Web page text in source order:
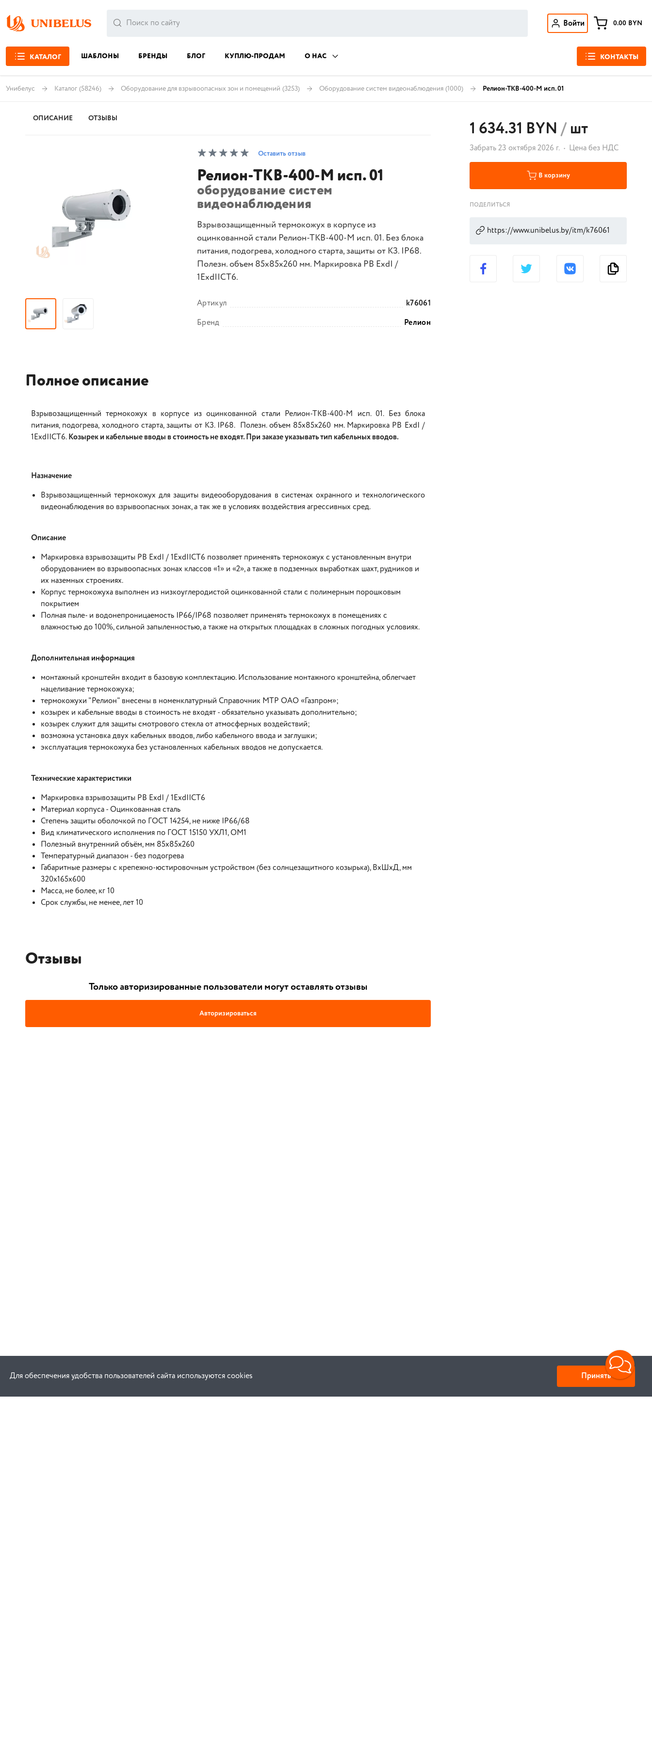
Войти 0.00 BYN
КАТАЛОГ ШАБЛОНЫ БРЕНДЫ БЛОГ КУПЛЮ-ПРОДАМ О НАС КОНТАКТЫ
Унибелус Каталог (58246) Оборудование для взрывоопасных зон и помещений (3253) Оборудование систем видеонаблюдения (1000) Релион-ТКВ-400-М исп. 01
ОПИСАНИЕ ОТЗЫВЫ
Оставить отзыв
Релион-ТКВ-400-М исп. 01
оборудование систем
видеонаблюдения
Взрывозащищенный термокожух в корпусе из
оцинкованной стали Релион-ТКВ-400-М исп. 01. Без блока
питания, подогрева, холодного старта, защиты от КЗ. IP68.
Полезн. объем 85х85х260 мм. Маркировка РВ ExdI /
1ЕхdIICТ6.
Артикул
k76061
Бренд
Релион
Полное описание
Взрывозащищенный термокожух в корпусе из оцинкованной стали Релион-ТКВ-400-М исп. 01. Без блока
питания, подогрева, холодного старта, защиты от КЗ. IP68. Полезн. объем 85х85х260 мм. Маркировка РВ ExdI /
1ЕхdIICТ6.Козырек и кабельные вводы в стоимость не входят. При заказе указывать тип кабельных вводов.
Назначение
Взрывозащищенный термокожух для защиты видеооборудования в системах охранного и технологического
видеонаблюдения во взрывоопасных зонах, а так же в условиях воздействия агрессивных сред.
Описание
Маркировка взрывозащиты РВ ЕхdI / 1ExdIICТ6 позволяет применять термокожух с установленным внутри
оборудованием во взрывоопасных зонах классов «1» и «2», а также в подземных выработках шахт, рудников и
их наземных строениях.
Корпус термокожуха выполнен из низкоуглеродистой оцинкованной стали с полимерным порошковым
покрытием
Полная пыле- и водонепроницаемость IP66/IP68 позволяет применять термокожух в помещениях с
влажностью до 100%, сильной запыленностью, а также на открытых площадках в сложных погодных условиях.
Дополнительная информация
монтажный кронштейн входит в базовую комплектацию. Использование монтажного кронштейна, облегчает
нацеливание термокожуха;
термокожухи "Релион" внесены в номенклатурный Справочник МТР ОАО «Газпром»;
козырек и кабельные вводы в стоимость не входят - обязательно указывать дополнительно;
козырек служит для защиты смотрового стекла от атмосферных воздействий;
возможна установка двух кабельных вводов, либо кабельного ввода и заглушки;
эксплуатация термокожуха без установленных кабельных вводов не допускается.
Технические характеристики
Маркировка взрывозащиты РВ ЕхdI / 1ExdIICТ6
Материал корпуса - Оцинкованная сталь
Степень защиты оболочкой по ГОСТ 14254, не ниже IP66/68
Вид климатического исполнения по ГОСТ 15150 УХЛ1, ОМ1
Полезный внутренний объём, мм 85х85х260
Температурный диапазон - без подогрева
Габаритные размеры с крепежно-юстировочным устройством (без солнцезащитного козырька), ВхШхД, мм
320х165х600
Масса, не более, кг 10
Срок службы, не менее, лет 10
Отзывы
Только авторизированные пользователи могут оставлять отзывы
Авторизироваться
1 634.31 BYN/шт
Забрать 23 октября 2026 г. Цена без НДС
В корзину
ПОДЕЛИТЬСЯ
Для обеспечения удобства пользователей сайта используются cookies Принять